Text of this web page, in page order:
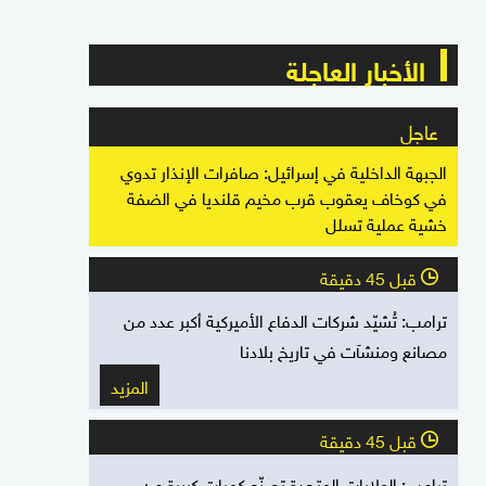
الأخبار العاجلة
عاجل
الجبهة الداخلية في إسرائيل: صافرات الإنذار تدوي
في كوخاف يعقوب قرب مخيم قلنديا في الضفة
خشية عملية تسلل
l قبل 45 دقيقة
ترامب: تُشيّد شركات الدفاع الأميركية أكبر عدد من
مصانع ومنشآت في تاريخ بلادنا
المزيد
l قبل 45 دقيقة